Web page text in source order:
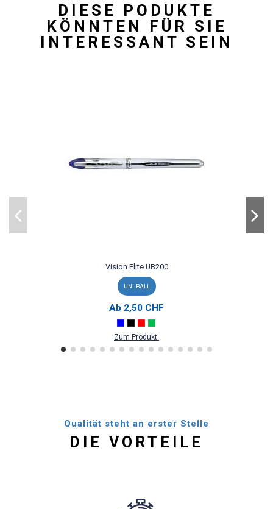
DIESE PODUKTE
KÖNNTEN FÜR SIE
INTERESSANT SEIN
Vision Elite UB200
UNI-BALL
Ab 2,50 CHF
Zum Produkt
Qualität steht an erster Stelle
DIE VORTEILE